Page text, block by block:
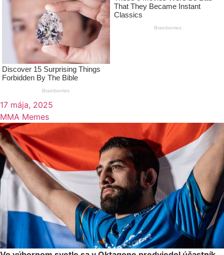
17 mája, 2025
MMA Memes